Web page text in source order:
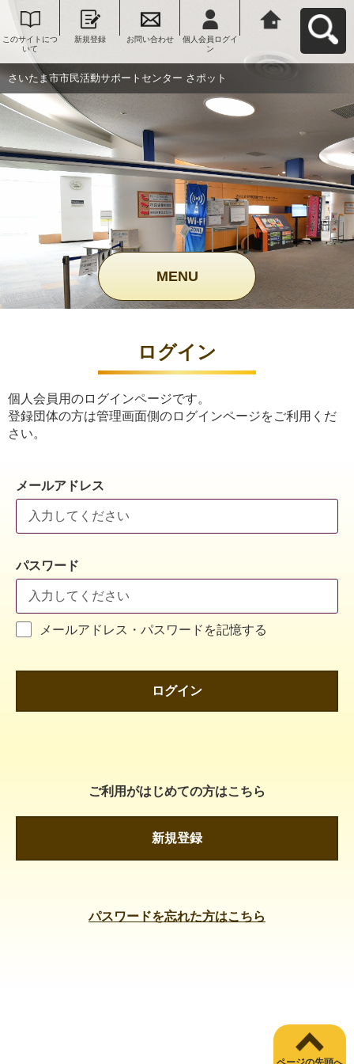
このサイトにつ
いて
新規登録 お問い合わせ
個人会員ログイ
ン
ンター さポット
へ戻る
さいたま市市民活動サポートセンター さポット
MENU
ログイン
個人会員用のログインページです。
登録団体の方は管理画面側のログインページをご利用くだ
さい。
メールアドレス
パスワード
メールアドレス・パスワードを記憶する
ログイン
ご利用がはじめての方はこちら
新規登録
パスワードを忘れた方はこちら